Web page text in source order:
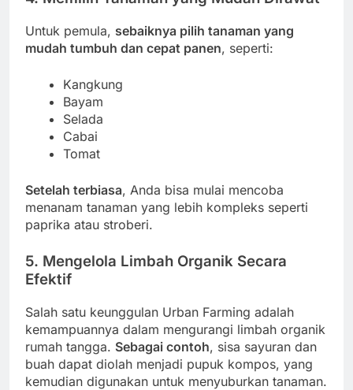
Untuk pemula, sebaiknya pilih tanaman yang
mudah tumbuh dan cepat panen, seperti:
Kangkung
Bayam
Selada
Cabai
Tomat
Setelah terbiasa, Anda bisa mulai mencoba
menanam tanaman yang lebih kompleks seperti
paprika atau stroberi.
5. Mengelola Limbah Organik Secara
Efektif
Salah satu keunggulan Urban Farming adalah
kemampuannya dalam mengurangi limbah organik
rumah tangga. Sebagai contoh, sisa sayuran dan
buah dapat diolah menjadi pupuk kompos, yang
kemudian digunakan untuk menyuburkan tanaman.